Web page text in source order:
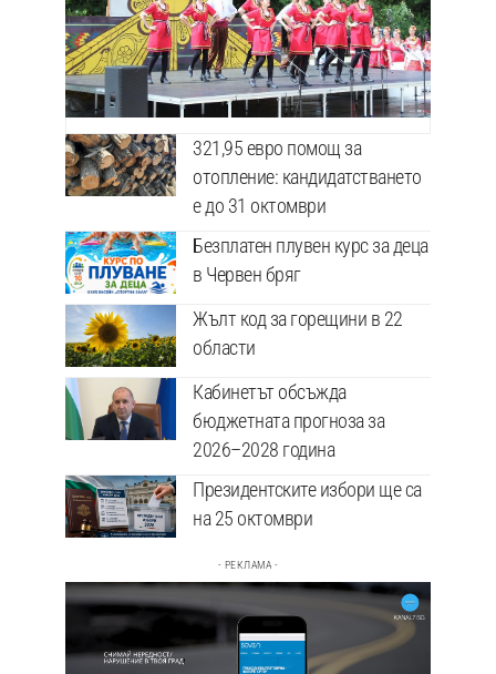
321,95 евро помощ за
отопление: кандидатстването
е до 31 октомври
Безплатен плувен курс за деца
в Червен бряг
Жълт код за горещини в 22
области
Кабинетът обсъжда
бюджетната прогноза за
2026–2028 година
Президентските избори ще са
на 25 октомври
- РЕКЛАМА -